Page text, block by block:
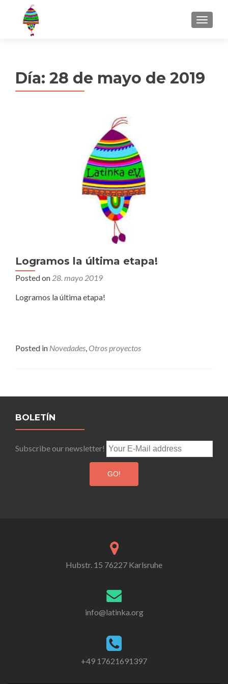
MENU
Día: 28 de mayo de 2019
Logramos la última etapa!
Posted on 28. mayo 2019
Logramos la última etapa!
Posted in Novedades, Otros proyectos
Posts
navigation
BOLETÍN
Subscribe our newsletter!
Hubstr. 15 76227 Karlsruhe
info@latinka.org
+49 17621691397